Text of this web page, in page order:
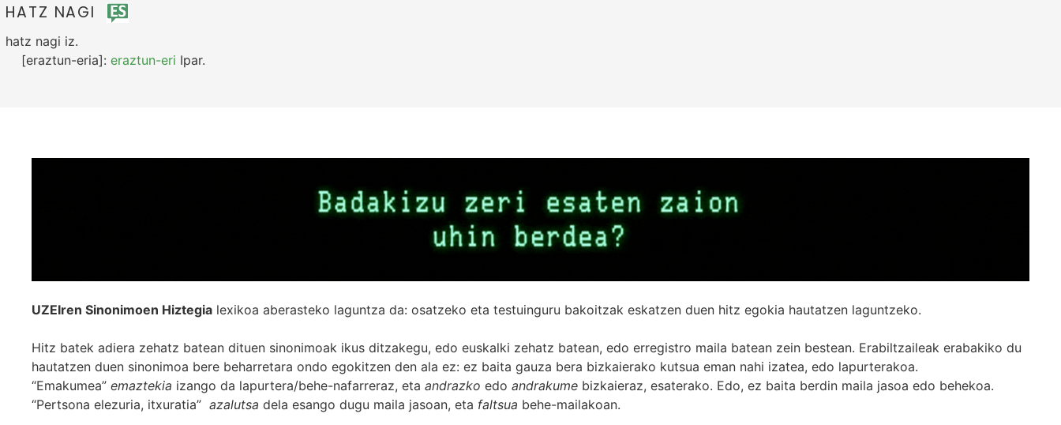
HATZ NAGI
hatz nagi iz.
[eraztun-eria]: eraztun-eri Ipar.
UZEIren Sinonimoen Hiztegia lexikoa aberasteko laguntza da: osatzeko eta testuinguru bakoitzak eskatzen duen hitz egokia hautatzen laguntzeko.
Hitz batek adiera zehatz batean dituen sinonimoak ikus ditzakegu, edo euskalki zehatz batean, edo erregistro maila batean zein bestean. Erabiltzaileak erabakiko du
hautatzen duen sinonimoa bere beharretara ondo egokitzen den ala ez: ez baita gauza bera bizkaierako kutsua eman nahi izatea, edo lapurterakoa.
“Emakumea” emaztekia izango da lapurtera/behe-nafarreraz, eta andrazko edo andrakume bizkaieraz, esaterako. Edo, ez baita berdin maila jasoa edo behekoa.
“Pertsona elezuria, itxuratia” azalutsa dela esango dugu maila jasoan, eta faltsua behe-mailakoan.